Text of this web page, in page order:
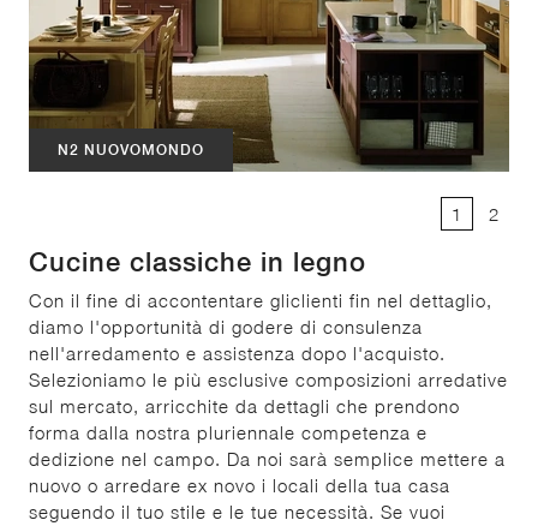
N2 NUOVOMONDO
1 2
Cucine classiche in legno
Con il fine di accontentare gliclienti fin nel dettaglio,
diamo l'opportunità di godere di consulenza
nell'arredamento e assistenza dopo l'acquisto.
Selezioniamo le più esclusive composizioni arredative
sul mercato, arricchite da dettagli che prendono
forma dalla nostra pluriennale competenza e
dedizione nel campo. Da noi sarà semplice mettere a
nuovo o arredare ex novo i locali della tua casa
seguendo il tuo stile e le tue necessità. Se vuoi